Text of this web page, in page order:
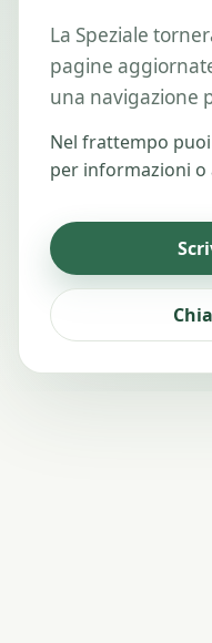
La Speziale
pagine
una navigazione
Nel frattempo
per informazioni